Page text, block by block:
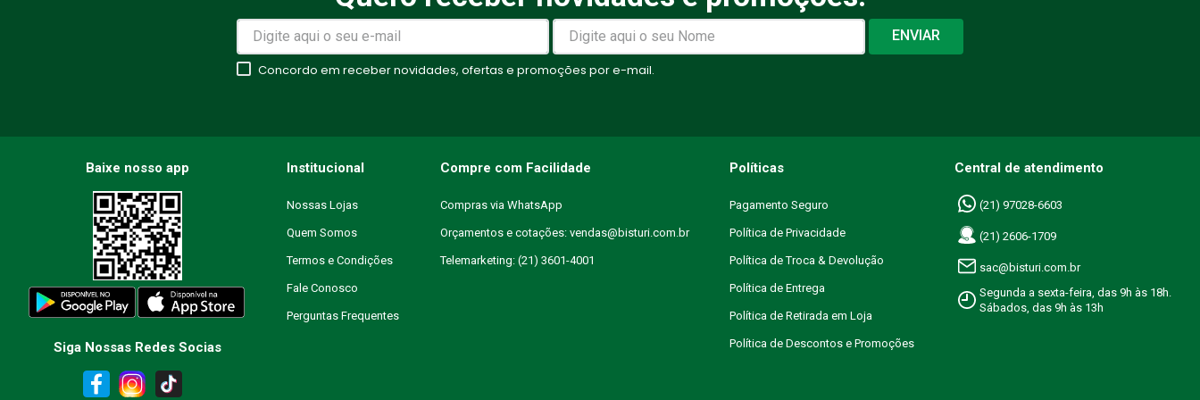
Avalie o produto de 1 a 5 estrelas
★★
Seu nome
Escreva uma avaliação
ENVIAR
Concordo em receber novidades, ofertas e promoções por e-mail.
Baixe nosso app
Siga Nossas Redes Socias
Institucional
Nossas Lojas
Quem Somos
Termos e Condições
Fale Conosco
Perguntas Frequentes
Compre com Facilidade
Compras via WhatsApp
Orçamentos e cotações: vendas@bisturi.com.br
Telemarketing: (21) 3601-4001
Políticas
Pagamento Seguro
Política de Privacidade
Política de Troca & Devolução
Política de Entrega
Política de Retirada em Loja
Política de Descontos e Promoções
Central de atendimento
(21) 97028-6603
(21) 2606-1709
sac@bisturi.com.br
Segunda a sexta-feira, das 9h às 18h.
Sábados, das 9h às 13h